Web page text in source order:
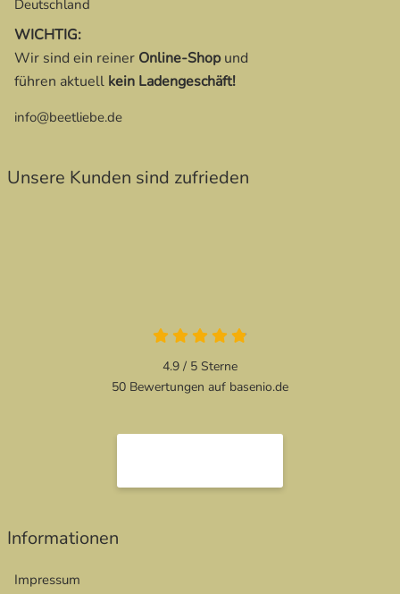
Deutschland
WICHTIG:
Wir sind ein reiner Online-Shopund
führen aktuell kein Ladengeschäft!
info@beetliebe.de
Unsere Kunden sind zufrieden
4.9 / 5 Sterne
50 Bewertungen auf basenio.de
Informationen
Impressum